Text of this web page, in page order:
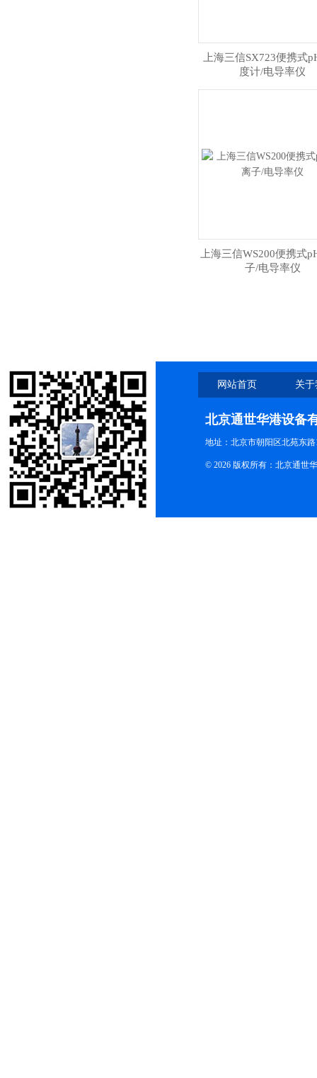
上海三信SX723便携式
度计/电导率仪
上海三信WS200便携式
子/电导率仪
网站首页 关
北京通世华港设备
地址：北京市朝阳区北苑东路
© 2026 版权所有：北京通世